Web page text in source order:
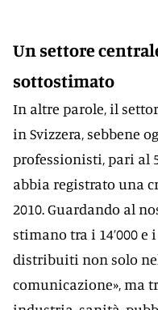
Un settore
sottostimato
In altre parole, il
in Svizzera, sebbene
professionisti, pari al
abbia registrato una
2010. Guardando al
stimano tra i 14’000 e
distribuiti non solo
comunicazione», ma